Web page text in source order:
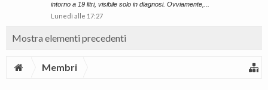
intorno a 19 litri, visibile solo in diagnosi. Ovviamente,...
Lunedì alle 17:27
Mostra elementi precedenti
Membri